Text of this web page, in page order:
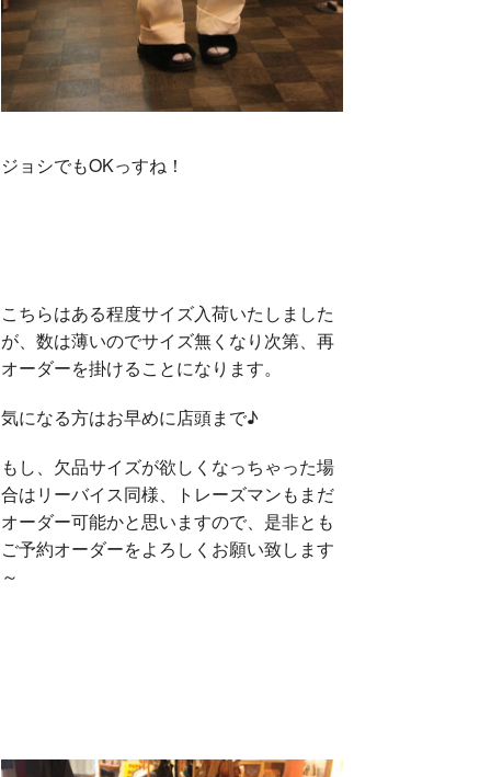
ジョシでもOKっすね！
こちらはある程度サイズ入荷いたしました
が、数は薄いのでサイズ無くなり次第、再
オーダーを掛けることになります。
気になる方はお早めに店頭まで♪
もし、欠品サイズが欲しくなっちゃった場
合はリーバイス同様、トレーズマンもまだ
オーダー可能かと思いますので、是非とも
ご予約オーダーをよろしくお願い致します
～